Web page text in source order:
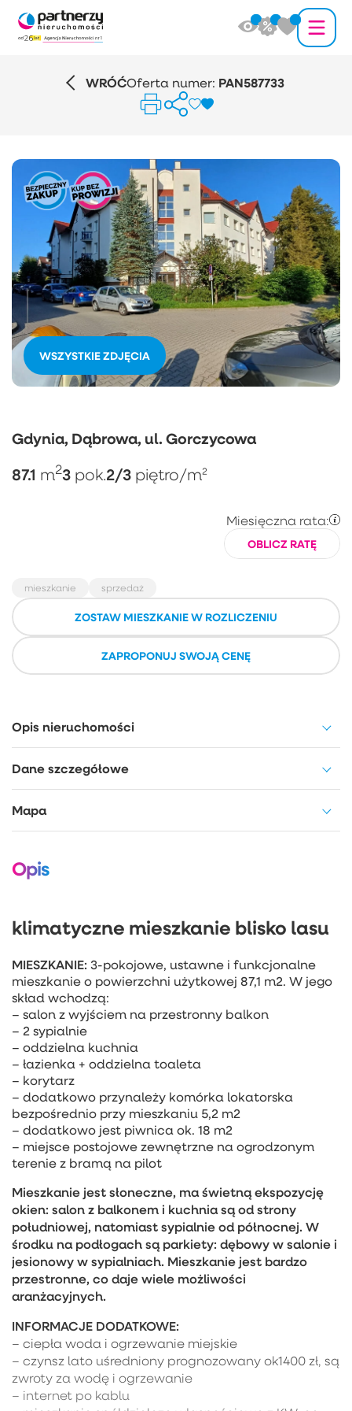
WRÓĆOferta numer: PAN587733
WSZYSTKIE ZDJĘCIA
Gdynia, Dąbrowa, ul. Gorczycowa
87.1 m23 pok.2/3 piętro/m²
Miesięczna rata:
OBLICZ RATĘ
mieszkanie sprzedaż
ZOSTAW MIESZKANIE W ROZLICZENIU
ZAPROPONUJ SWOJĄ CENĘ
Opis nieruchomości
Dane szczegółowe
Mapa
Opis
klimatyczne mieszkanie blisko lasu
MIESZKANIE: 3-pokojowe, ustawne i funkcjonalne
mieszkanie o powierzchni użytkowej 87,1 m2. W jego
skład wchodzą:
– salon z wyjściem na przestronny balkon
– 2 sypialnie
– oddzielna kuchnia
– łazienka + oddzielna toaleta
– korytarz
– dodatkowo przynależy komórka lokatorska
bezpośrednio przy mieszkaniu 5,2 m2
– dodatkowo jest piwnica ok. 18 m2
– miejsce postojowe zewnętrzne na ogrodzonym
terenie z bramą na pilot
Mieszkanie jest słoneczne, ma świetną ekspozycję
okien: salon z balkonem i kuchnia są od strony
południowej, natomiast sypialnie od północnej. W
środku na podłogach są parkiety: dębowy w salonie i
jesionowy w sypialniach. Mieszkanie jest bardzo
przestronne, co daje wiele możliwości
aranżacyjnych.
INFORMACJE DODATKOWE:
– ciepła woda i ogrzewanie miejskie
– czynsz lato uśredniony prognozowany ok1400 zł, są
zwroty za wodę i ogrzewanie
– internet po kablu